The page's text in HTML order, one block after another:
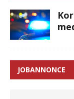
JOBANNONCE